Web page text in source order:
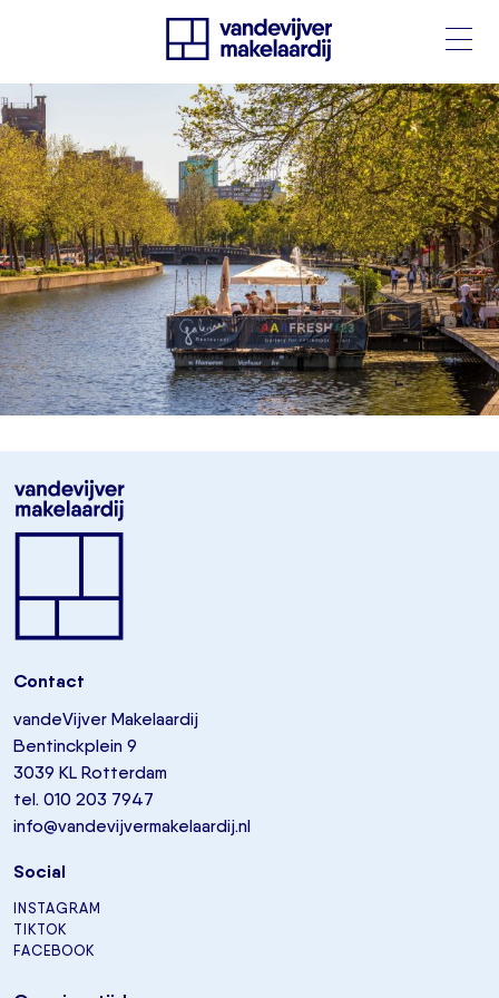
Oude Noorden-3
Contact
vandeVijver Makelaardij
Bentinckplein 9
3039 KL Rotterdam
tel. 010 203 7947
info@vandevijvermakelaardij.nl
Social
INSTAGRAM
TIKTOK
FACEBOOK